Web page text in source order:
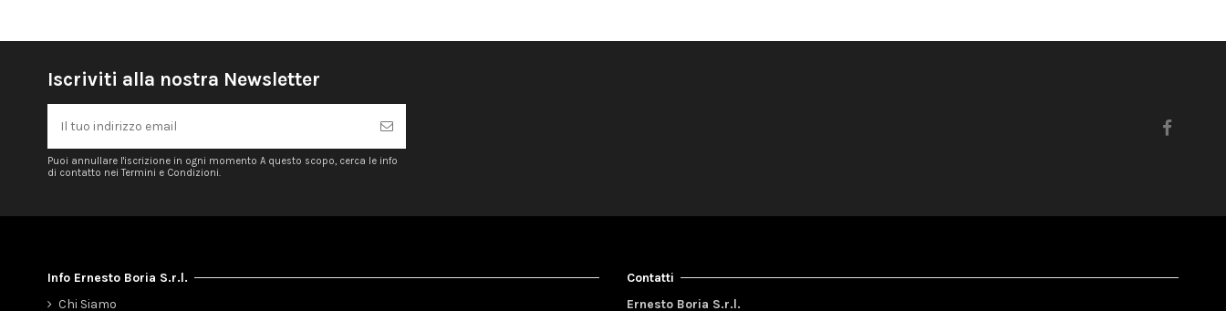
Iscriviti alla nostra Newsletter
Puoi annullare l'iscrizione in ogni momento A questo scopo, cerca le info
di contatto nei Termini e Condizioni.
Info Ernesto Boria S.r.l.
Chi Siamo
Contatti
Ernesto Boria S.r.l.